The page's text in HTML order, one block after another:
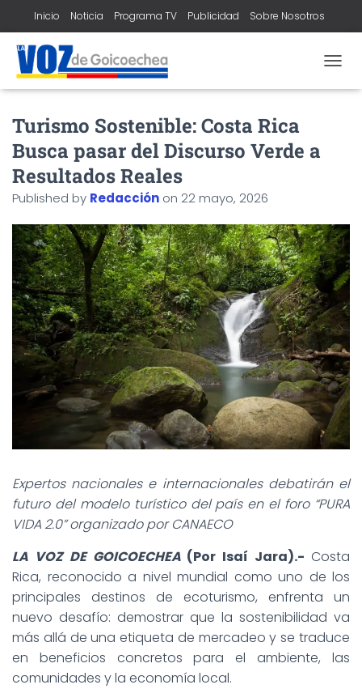
Inicio Noticia Programa TV Publicidad Sobre Nosotros
O
G
A
T
I
O
N
Turismo Sostenible: Costa Rica
Busca pasar del Discurso Verde a
Resultados Reales
Published by Redacción on 22 mayo, 2026
Expertos nacionales e internacionales debatirán el
futuro del modelo turístico del país en el foro “PURA
VIDA 2.0” organizado por CANAECO
LA VOZ DE GOICOECHEA(Por Isaí Jara).-Costa
Rica, reconocido a nivel mundial como uno de los
principales destinos de ecoturismo, enfrenta un
nuevo desafío: demostrar que la sostenibilidad va
más allá de una etiqueta de mercadeo y se traduce
en beneficios concretos para el ambiente, las
comunidades y la economía local.